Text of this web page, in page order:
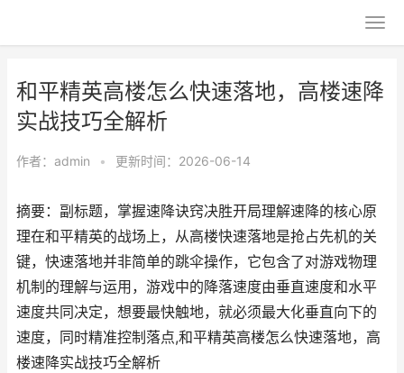
和平精英高楼怎么快速落地，高楼速降
实战技巧全解析
作者： admin • 更新时间：2026-06-14
摘要：副标题，掌握速降诀窍决胜开局理解速降的核心原
理在和平精英的战场上，从高楼快速落地是抢占先机的关
键，快速落地并非简单的跳伞操作，它包含了对游戏物理
机制的理解与运用，游戏中的降落速度由垂直速度和水平
速度共同决定，想要最快触地，就必须最大化垂直向下的
速度，同时精准控制落点,和平精英高楼怎么快速落地，高
楼速降实战技巧全解析